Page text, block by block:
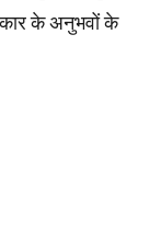
के अनुभवों के